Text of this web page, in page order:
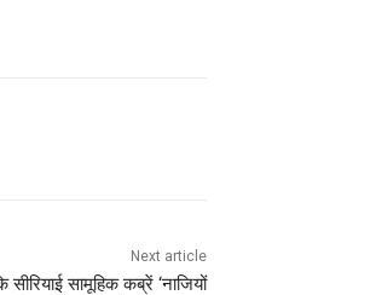
Next article
सामूहिक कब्रें ‘नाजियों